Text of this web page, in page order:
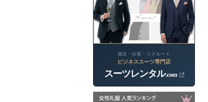
就活・出張・リクルート
ビジネススーツ専門店
スーツレンタル.com